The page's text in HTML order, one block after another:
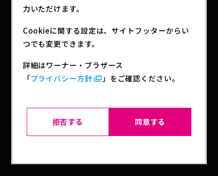
ルアイテムが3/23（土）よりしまむらで発売！
オンラインストアは3/23（土）15：00～販売。
力いただけます。
Cookieに関する設定は、サイトフッターからい
つでも変更できます。
詳細はワーナー・ブラザース
「プライバシー方針 」をご確認ください。
拒否する 同意する